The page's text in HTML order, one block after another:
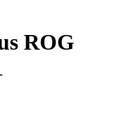
ROG